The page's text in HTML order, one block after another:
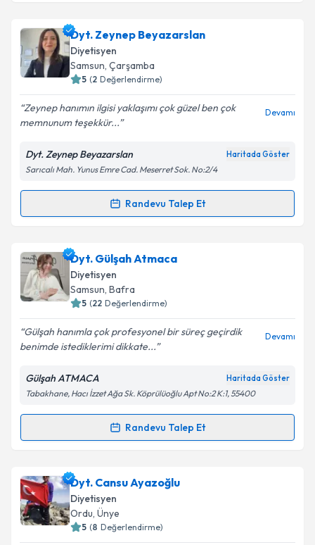
Dyt. Zeynep Beyazarslan
Diyetisyen
Samsun, Çarşamba
5 (2 Değerlendirme)
Zeynep hanımın ilgisi yaklaşımı çok güzel ben çok
memnunum teşekkür...
Devamı
Dyt. Zeynep Beyazarslan Haritada Göster
Sarıcalı Mah. Yunus Emre Cad. Meserret Sok. No:2/4
Randevu Talep Et
Randevu Takvimi Talebi
Dyt. Zeynep Beyazarslaniçin randevu takvimi talebi
oluşturun. Size bu uzmandan randevu almanız için bir
takvim hazırlandığında e-posta ile bilgilendireceğiz.
Kişisel verilerimin işlenmesine ilişkin
Aydınlatma
Metni'ni okudum ve kişisel verilerimin belirtilen
kapsamda işlenmesini kabul ediyorum.
Dyt. Gülşah Atmaca
Diyetisyen
Samsun, Bafra
5 (22 Değerlendirme)
Gülşah hanımla çok profesyonel bir süreç geçirdik
benimde istediklerimi dikkate...
Devamı
Gülşah ATMACA Haritada Göster
Tabakhane, Hacı İzzet Ağa Sk. Köprülüoğlu Apt No:2 K:1, 55400
Randevu Talep Et
Randevu Takvimi Talebi
Dyt. Gülşah Atmacaiçin randevu takvimi talebi
oluşturun. Size bu uzmandan randevu almanız için bir
takvim hazırlandığında e-posta ile bilgilendireceğiz.
Dyt. Cansu Ayazoğlu
Diyetisyen
Ordu, Ünye
5 (8 Değerlendirme)